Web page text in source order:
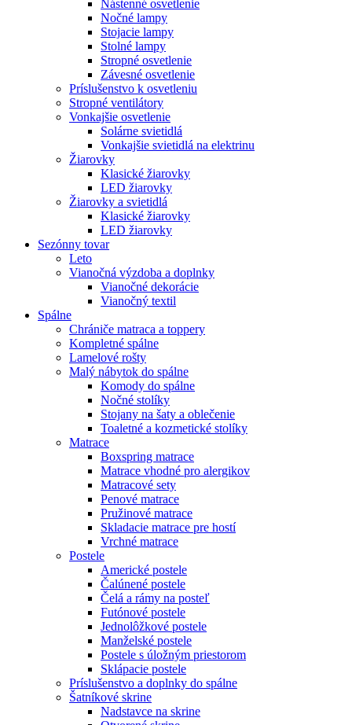
Nástenné osvetlenie
Nočné lampy
Stojacie lampy
Stolné lampy
Stropné osvetlenie
Závesné osvetlenie
Príslušenstvo k osvetleniu
Stropné ventilátory
Vonkajšie osvetlenie
Solárne svietidlá
Vonkajšie svietidlá na elektrinu
Žiarovky
Klasické žiarovky
LED žiarovky
Žiarovky a svietidlá
Klasické žiarovky
LED žiarovky
Sezónny tovar
Leto
Vianočná výzdoba a doplnky
Vianočné dekorácie
Vianočný textil
Spálne
Chrániče matraca a toppery
Kompletné spálne
Lamelové rošty
Malý nábytok do spálne
Komody do spálne
Nočné stolíky
Stojany na šaty a oblečenie
Toaletné a kozmetické stolíky
Matrace
Boxspring matrace
Matrace vhodné pro alergikov
Matracové sety
Penové matrace
Pružinové matrace
Skladacie matrace pre hostí
Vrchné matrace
Postele
Americké postele
Čalúnené postele
Čelá a rámy na posteľ
Futónové postele
Jednolôžkové postele
Manželské postele
Postele s úložným priestorom
Sklápacie postele
Príslušenstvo a doplnky do spálne
Šatníkové skrine
Nadstavce na skrine